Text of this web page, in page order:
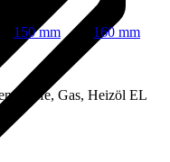
150 mm
160 mm
Gas, Heizöl EL